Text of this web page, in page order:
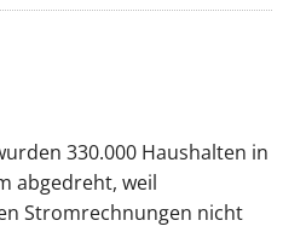
330.000 Haushalten in
abgedreht, weil
Stromrechnungen nicht